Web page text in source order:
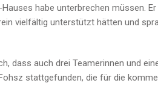
habe unterbrechen müssen.
vielfältig unterstützt hätten und
dass auch drei Teamerinnen und
stattgefunden, die für die